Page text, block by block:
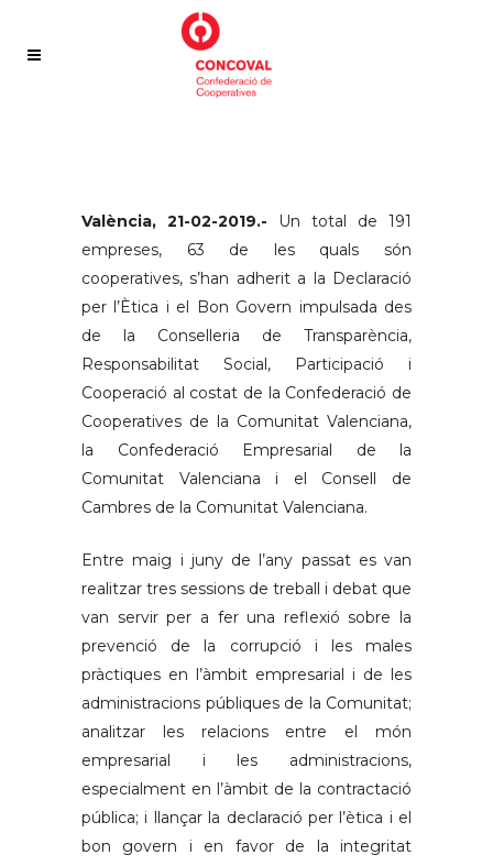
València, 21-02-2019.- Un total de 191
empreses, 63 de les quals són
cooperatives, s’han adherit a la Declaració
per l’Ètica i el Bon Govern impulsada des
de la Conselleria de Transparència,
Responsabilitat Social, Participació i
Cooperació al costat de la Confederació de
Cooperatives de la Comunitat Valenciana,
la Confederació Empresarial de la
Comunitat Valenciana i el Consell de
Cambres de la Comunitat Valenciana.
Entre maig i juny de l’any passat es van
realitzar tres sessions de treball i debat que
van servir per a fer una reflexió sobre la
prevenció de la corrupció i les males
pràctiques en l’àmbit empresarial i de les
administracions públiques de la Comunitat;
analitzar les relacions entre el món
empresarial i les administracions,
especialment en l’àmbit de la contractació
pública; i llançar la declaració per l’ètica i el
bon govern i en favor de la integritat